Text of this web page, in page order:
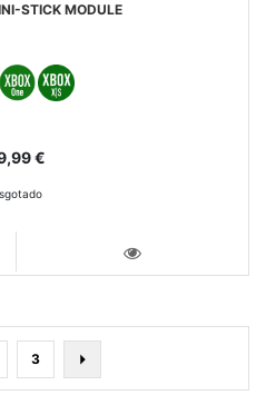
STICK MODULE
€
Página
Página
3